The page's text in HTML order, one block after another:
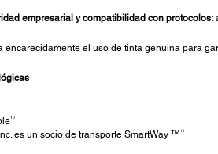
empresarial y compatibilidad con protocolos:
encarecidamente el uso de tinta genuina para
10
es un socio de transporte SmartWay ™ 11